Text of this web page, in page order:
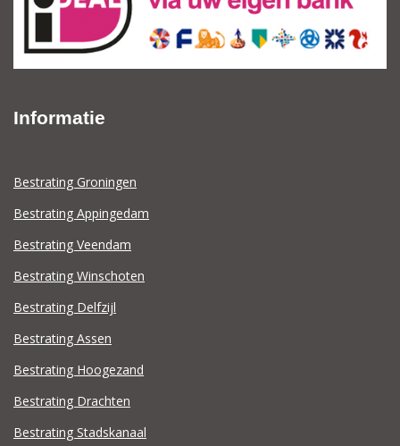
Informatie
Bestrating Groningen
Bestrating Appingedam
Bestrating Veendam
Bestrating Winschoten
Bestrating Delfzijl
Bestrating Assen
Bestrating Hoogezand
Bestrating Drachten
Bestrating Stadskanaal